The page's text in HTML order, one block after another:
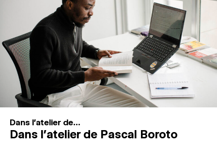
Dans l'atelier de...
Dans l’atelier de Pascal Boroto